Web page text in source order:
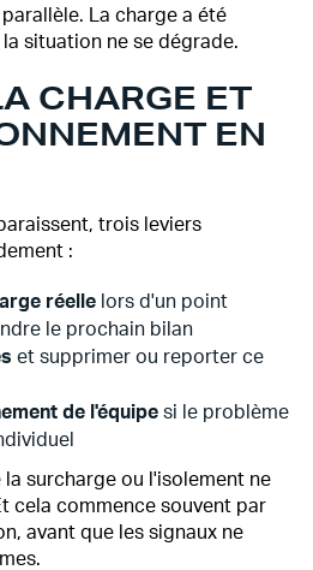
La charge a été
situation ne se dégrade.
CHARGE ET
EN
trois leviers
:
réelle lors d'un point
le prochain bilan
et supprimer ou reporter ce
de l'équipe si le problème
la surcharge ou l'isolement ne
cela commence souvent par
avant que les signaux ne